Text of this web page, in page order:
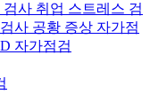
검사 취업 스트레스 검
사 공황 증상 자가점
자가점검